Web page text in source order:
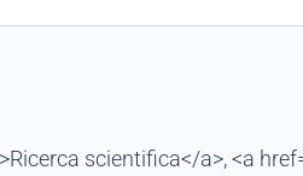
scientifica</a>, <a